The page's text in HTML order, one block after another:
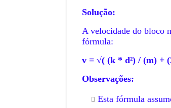
Solução:
A velocidade do bloco
fórmula:
v = √( (k * d²) / (m) +
Observações:
Esta fórmula